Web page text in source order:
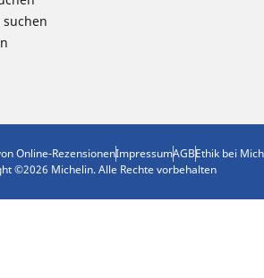
Online-RezensionenImpressumAGBEthik bei
©2026 Michelin. Alle Rechte vorbehalten